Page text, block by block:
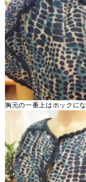
胸元の一番上はホックにな